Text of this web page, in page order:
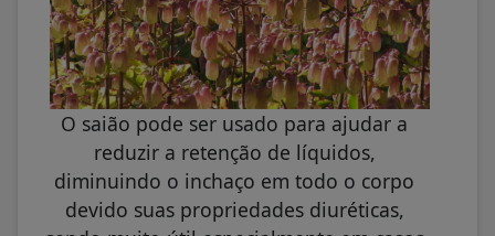
O saião pode ser usado para ajudar a
reduzir a retenção de líquidos,
diminuindo o inchaço em todo o corpo
devido suas propriedades diuréticas,